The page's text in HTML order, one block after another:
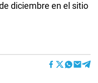
diciembre en el sitio